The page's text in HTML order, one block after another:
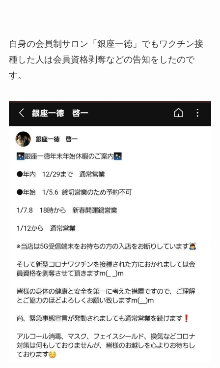
自身の会員制サロン「銀座一徳」でもワクチン接
種した人は会員資格剥奪などの告知をしたので
す。